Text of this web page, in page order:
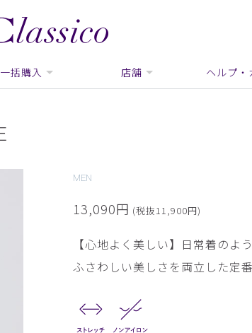
一括購入 店舗 ヘルプ・
MEN
13,090円 (税抜11,900円)
【心地よく美しい】日常着のよ
ふさわしい美しさを両立した定番